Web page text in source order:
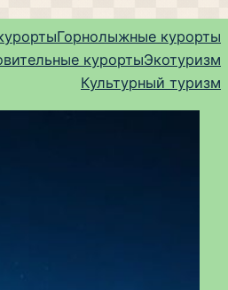
Горнолыжные курорты
курортыЭкотуризм
Культурный туризм